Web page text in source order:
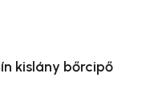
kislány bőrcipő